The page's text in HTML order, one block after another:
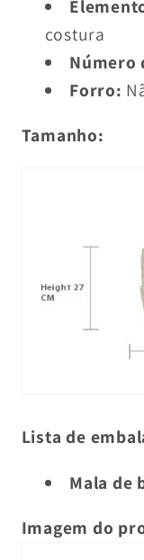
costura
Número
Forro:
Tamanho:
Lista de
Mala de
Imagem do